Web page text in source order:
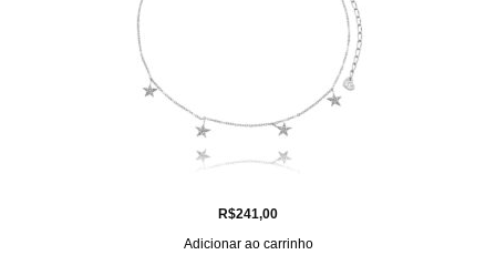
R$241,00
Adicionar ao carrinho